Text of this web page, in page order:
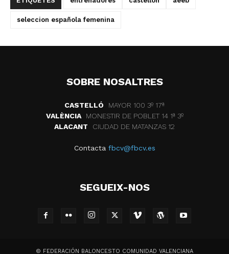
seleccion española femenina
SOBRE NOSALTRES
CASTELLÓ
MAYOR 100 3º 17ª
VALÈNCIA
MONESTIR DE POBLET 14 1ª 3º
ALACANT
CIUDAD DE MATANZAS 12
Contacta fbcv@fbcv.es
SEGUEIX-NOS
© FEDERACIÓN BALONCESTO COMUNIDAD VALENCIANA